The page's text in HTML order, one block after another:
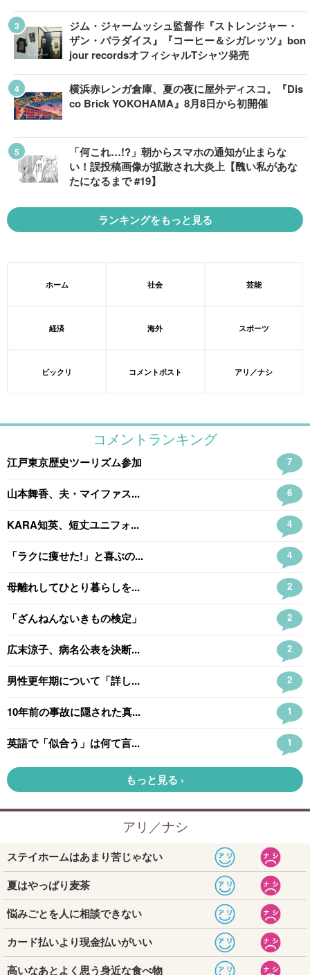
ジム・ジャームッシュ監督作『ストレンジャー・
ザン・パラダイス』『コーヒー＆シガレッツ』bon
jour recordsオフィシャルTシャツ発売
横浜赤レンガ倉庫、夏の夜に屋外ディスコ。『Dis
co Brick YOKOHAMA』8月8日から初開催
「何これ…!?」朝からスマホの通知が止まらな
い！誤投稿画像が拡散され大炎上【醜い私があな
たになるまで #19】
ランキングをもっと見る
ホーム 社会 芸能
経済 海外 スポーツ
ビックリ コメントポスト アリ／ナシ